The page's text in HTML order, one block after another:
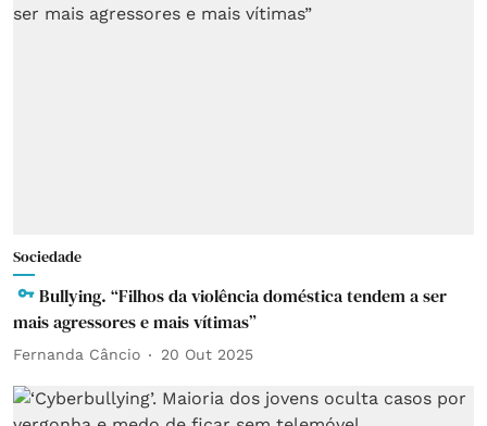
Sociedade
Bullying. “Filhos da violência doméstica tendem a ser
mais agressores e mais vítimas”
Fernanda Câncio 20 Out 2025